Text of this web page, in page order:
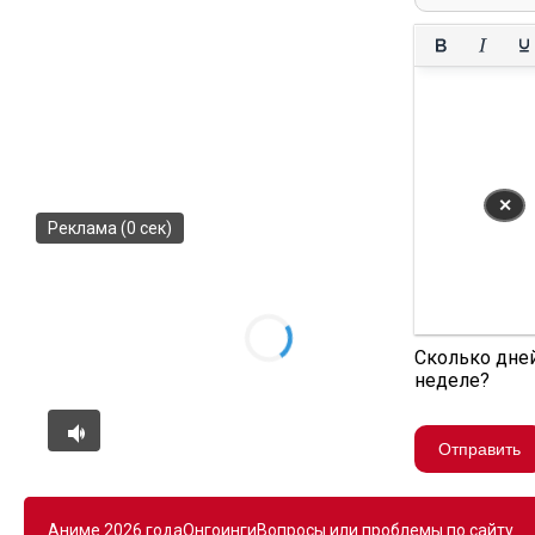
Сколько
неделе?
Отправить
Аниме 2026 годаОнгоингиВопросы или проблемы по сайту
✕
Реклама (0 сек)